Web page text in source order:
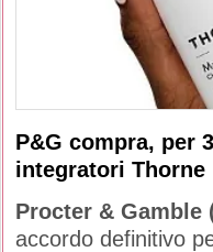
P&G compra, per
integratori Thorne
Procter & Gamble
accordo definitivo